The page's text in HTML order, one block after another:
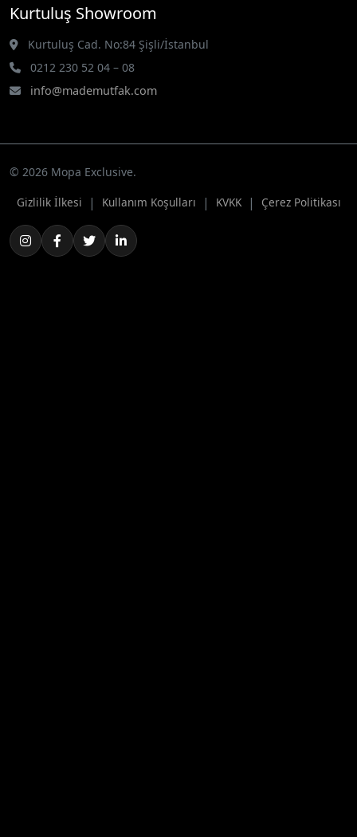
Kurtuluş Showroom
Kurtuluş Cad. No:84 Şişli/İstanbul
0212 230 52 04 – 08
info@mademutfak.com
© 2026 Mopa Exclusive.
Gizlilik İlkesi
| Kullanım Koşulları | KVKK | Çerez Politikası